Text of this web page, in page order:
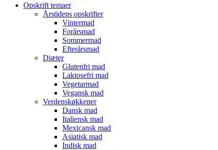
Opskrift temaer
Årstidens opskrifter
Vintermad
Forårsmad
Sommermad
Efterårsmad
Diæter
Glutenfri mad
Laktosefri mad
Vegetarmad
Vegansk mad
Verdenskøkkener
Dansk mad
Italiensk mad
Mexicansk mad
Asiatisk mad
Indisk mad